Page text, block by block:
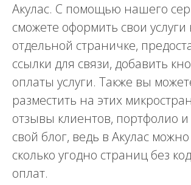
Акулас. С помощью нашего
сможете оформить свои услуги
отдельной страничке,
ссылки для связи, добавить
оплаты услуги. Также вы
разместить на этих
отзывы клиентов, портфолио и
свой блог, ведь в Акулас можно
сколько угодно страниц без
оплат.